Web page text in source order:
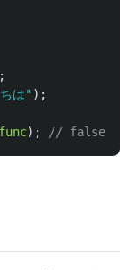
は" );
func); // false